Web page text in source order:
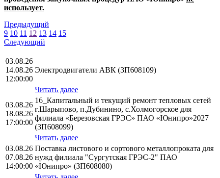
использует.
Предыдущий
9 10 11 12 13 14 15
Следующий
03.08.26
14.08.26
12:00:00
Электродвигатели АВК (ЗП608109)
Читать далее
03.08.26
18.08.26
17:00:00
16_Капитальный и текущий ремонт тепловых сетей
г.Шарыпово, п.Дубинино, с.Холмогорское для
филиала «Березовская ГРЭС» ПАО «Юнипро»2027
(ЗП608099)
Читать далее
03.08.26
07.08.26
14:00:00
Поставка листового и сортового металлопроката для
нужд филиала "Сургутская ГРЭС-2" ПАО
«Юнипро» (ЗП608080)